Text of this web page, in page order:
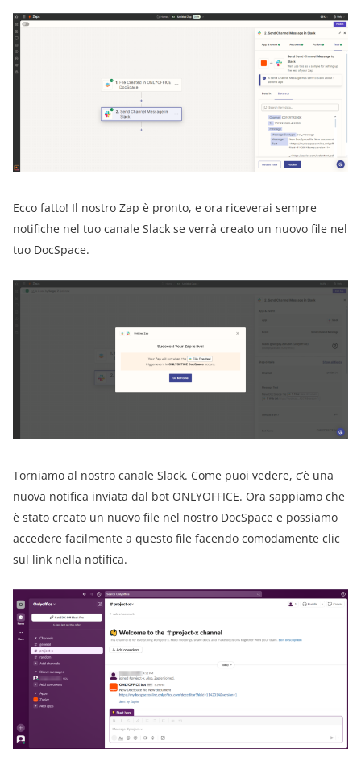
Ecco fatto! Il nostro Zap è pronto, e ora riceverai sempre
notifiche nel tuo canale Slack se verrà creato un nuovo file nel
tuo DocSpace.
Torniamo al nostro canale Slack. Come puoi vedere, c’è una
nuova notifica inviata dal bot ONLYOFFICE. Ora sappiamo che
è stato creato un nuovo file nel nostro DocSpace e possiamo
accedere facilmente a questo file facendo comodamente clic
sul link nella notifica.